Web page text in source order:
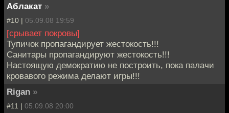
Аблакат »
#10 | 05.09.08 19:59
[срывает покровы]
Тупичок пропагандирует жестокость!!!
Санитары пропагандируют жестокость!!!
Настоящую демократию не построить, пока палачи
кровавого режима делают игры!!!
Rigan »
#11 | 05.09.08 20:00